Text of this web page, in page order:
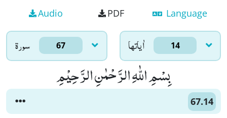
Audio PDF Language
سورۃ 67 اٰياتها 14
بِسْمِ اللّٰهِ الرَّحْمٰنِ الرَّحِیْمِ
67.14